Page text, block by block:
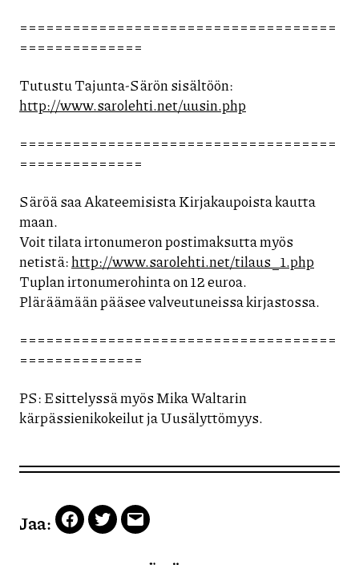
====================================
==============
Tutustu Tajunta-Särön sisältöön:
http://www.sarolehti.net/uusin.php
====================================
==============
Säröä saa Akateemisista Kirjakaupoista kautta
maan.
Voit tilata irtonumeron postimaksutta myös
netistä:http://www.sarolehti.net/tilaus_1.php
Tuplan irtonumerohinta on 12 euroa.
Pläräämään pääsee valveutuneissa kirjastossa.
====================================
==============
PS: Esittelyssä myös Mika Waltarin
kärpässienikokeilut ja Uusälyttömyys.
Jaa: Facebook
TwitterEmail